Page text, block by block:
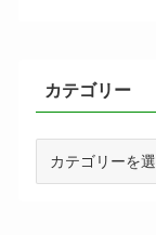
カテゴリー